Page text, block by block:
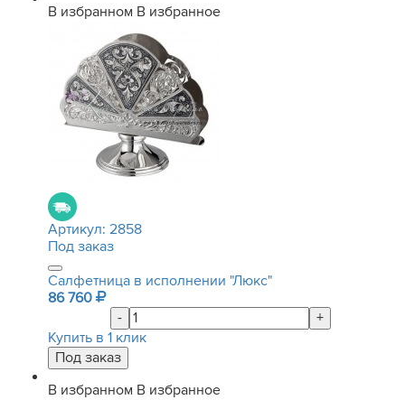
В избранном В избранное
Артикул: 2858
Под заказ
Салфетница в исполнении "Люкс"
86 760
-
+
Купить в 1 клик
В избранном В избранное